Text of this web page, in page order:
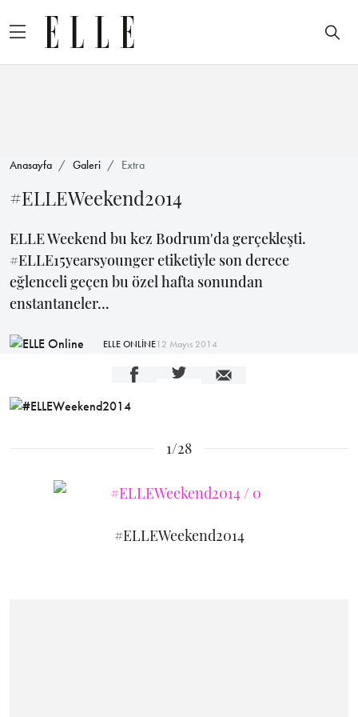
Anasayfa Galeri Extra
#ELLEWeekend2014
ELLE Weekend bu kez Bodrum'da gerçekleşti.
#ELLE15yearsyounger etiketiyle son derece
eğlenceli geçen bu özel hafta sonundan
enstantaneler...
ELLE ONLİNE12 Mayıs 2014
1/28
#ELLEWeekend2014